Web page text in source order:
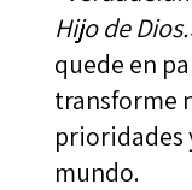
Hijo de
quede en
transforme
prioridades
mundo.